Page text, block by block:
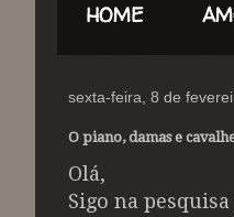
HOME
sexta-feira, 8 de
O piano, damas e
Olá,
Sigo na